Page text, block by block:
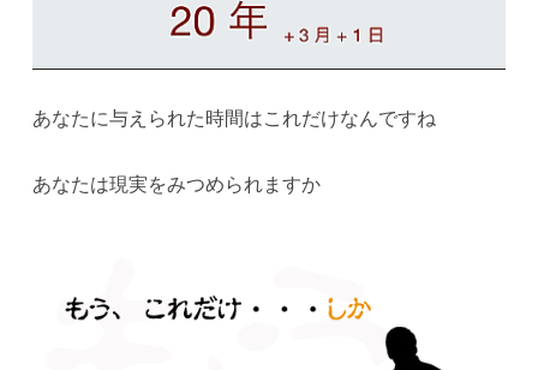
あなたに与えられた時間はこれだけなんですね
あなたは現実をみつめられますか